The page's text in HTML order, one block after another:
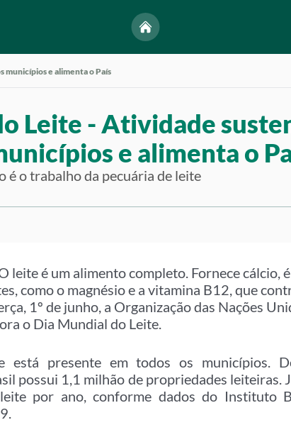
municípios e alimenta o País
Leite - Atividade
e alimenta o
é o trabalho da pecuária de leite
leite é um alimento completo. Fornece cálcio,
como o magnésio e a vitamina B12, que
1º de junho, a Organização das Nações
o Dia Mundial do Leite.
está presente em todos os municípios.
possui 1,1 milhão de propriedades leiteiras.
por ano, conforme dados do Instituto